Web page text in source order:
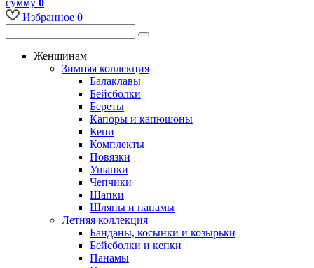
сумму 0
Избранное 0
Женщинам
Зимняя коллекция
Балаклавы
Бейсболки
Береты
Капоры и капюшоны
Кепи
Комплекты
Повязки
Ушанки
Чепчики
Шапки
Шляпы и панамы
Летняя коллекция
Банданы, косынки и козырьки
Бейсболки и кепки
Панамы